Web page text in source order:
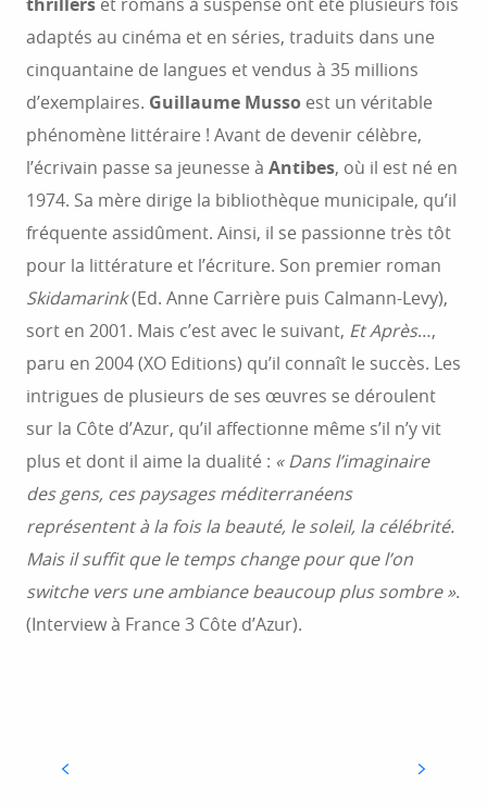
adaptés au cinéma et en séries, traduits dans une
cinquantaine de langues et vendus à 35 millions
d’exemplaires. Guillaume Musso est un véritable
phénomène littéraire ! Avant de devenir célèbre,
l’écrivain passe sa jeunesse à Antibes, où il est né en
1974. Sa mère dirige la bibliothèque municipale, qu’il
fréquente assidûment. Ainsi, il se passionne très tôt
pour la littérature et l’écriture. Son premier roman
Skidamarink(Ed. Anne Carrière puis Calmann-Levy),
sort en 2001. Mais c’est avec le suivant, Et Après…,
paru en 2004 (XO Editions) qu’il connaît le succès. Les
intrigues de plusieurs de ses œuvres se déroulent
sur la Côte d’Azur, qu’il affectionne même s’il n’y vit
plus et dont il aime la dualité : « Dans l’imaginaire
des gens, ces paysages méditerranéens
représentent à la fois la beauté, le soleil, la célébrité.
Mais il suffit que le temps change pour que l’on
switche vers une ambiance beaucoup plus sombre ».
(Interview à France 3 Côte d’Azur).
Antibes est une ville des Alpes Maritimes qui